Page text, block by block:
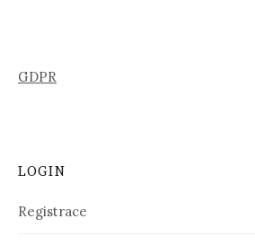
GDPR
LOGIN
Registrace